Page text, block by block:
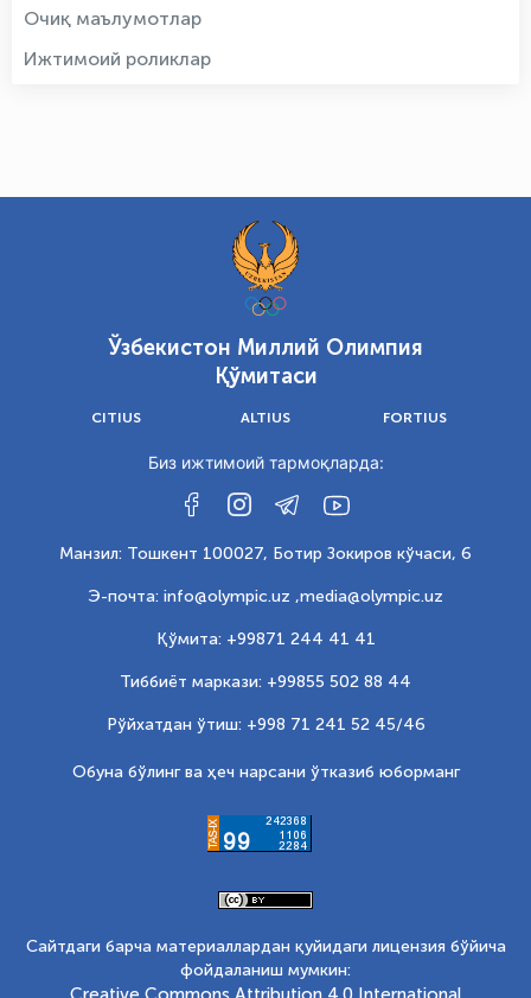
Очиқ маълумотлар
Ижтимоий роликлар
Ўзбекистон Миллий Олимпия
Қўмитаси
CITIUS ALTIUS FORTIUS
Биз ижтимоий тармоқларда:
Манзил: Тошкент 100027, Ботир Зокиров кўчаси, 6
Э-почта: info@olympic.uz ,media@olympic.uz
Қўмита: +99871 244 41 41
Тиббиёт маркази: +99855 502 88 44
Рўйхатдан ўтиш: +998 71 241 52 45/46
Обуна бўлинг ва ҳеч нарсани ўтказиб юборманг
Сайтдаги барча материаллардан қуйидаги лицензия бўйича
фойдаланиш мумкин: